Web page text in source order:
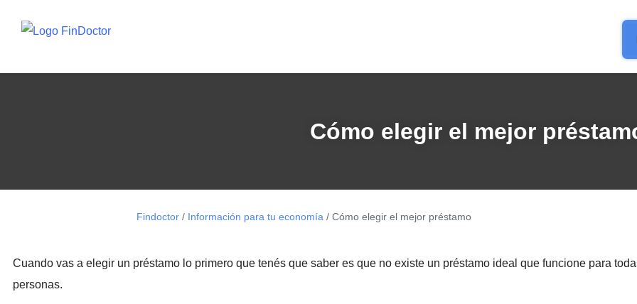
Cómo elegir el mejor
Findoctor / Información para tu economía / Cómo elegir el mejor préstamo
Cuando vas a elegir un préstamo lo primero que tenés que saber es que no existe un préstamo ideal que funcione para
personas.